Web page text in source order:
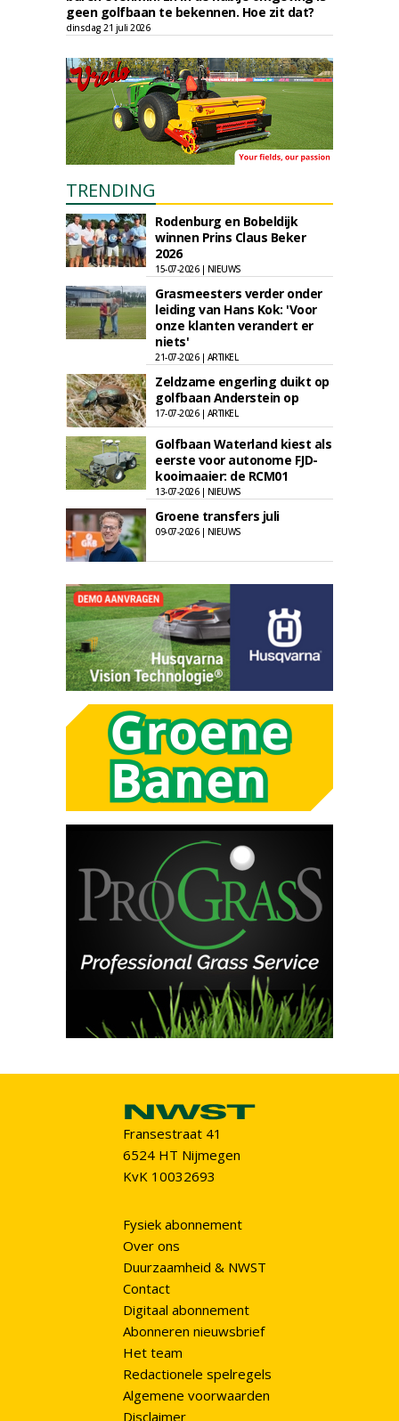
geen golfbaan te bekennen. Hoe zit dat?
dinsdag 21 juli 2026
TRENDING
Rodenburg en Bobeldijk
winnen Prins Claus Beker
2026
15-07-2026 | NIEUWS
Grasmeesters verder onder
leiding van Hans Kok: 'Voor
onze klanten verandert er
niets'
21-07-2026 | ARTIKEL
Zeldzame engerling duikt op
golfbaan Anderstein op
17-07-2026 | ARTIKEL
Golfbaan Waterland kiest als
eerste voor autonome FJD-
kooimaaier: de RCM01
13-07-2026 | NIEUWS
Groene transfers juli
09-07-2026 | NIEUWS
Fransestraat 41
6524 HT Nijmegen
KvK 10032693
Fysiek abonnement
Over ons
Duurzaamheid & NWST
Contact
Digitaal abonnement
Abonneren nieuwsbrief
Het team
Redactionele spelregels
Algemene voorwaarden
Disclaimer